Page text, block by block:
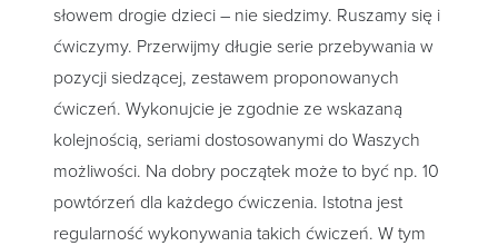
słowem drogie dzieci – nie siedzimy. Ruszamy się i
ćwiczymy. Przerwijmy długie serie przebywania w
pozycji siedzącej, zestawem proponowanych
ćwiczeń. Wykonujcie je zgodnie ze wskazaną
kolejnością, seriami dostosowanymi do Waszych
możliwości. Na dobry początek może to być np. 10
powtórzeń dla każdego ćwiczenia. Istotna jest
regularność wykonywania takich ćwiczeń. W tym